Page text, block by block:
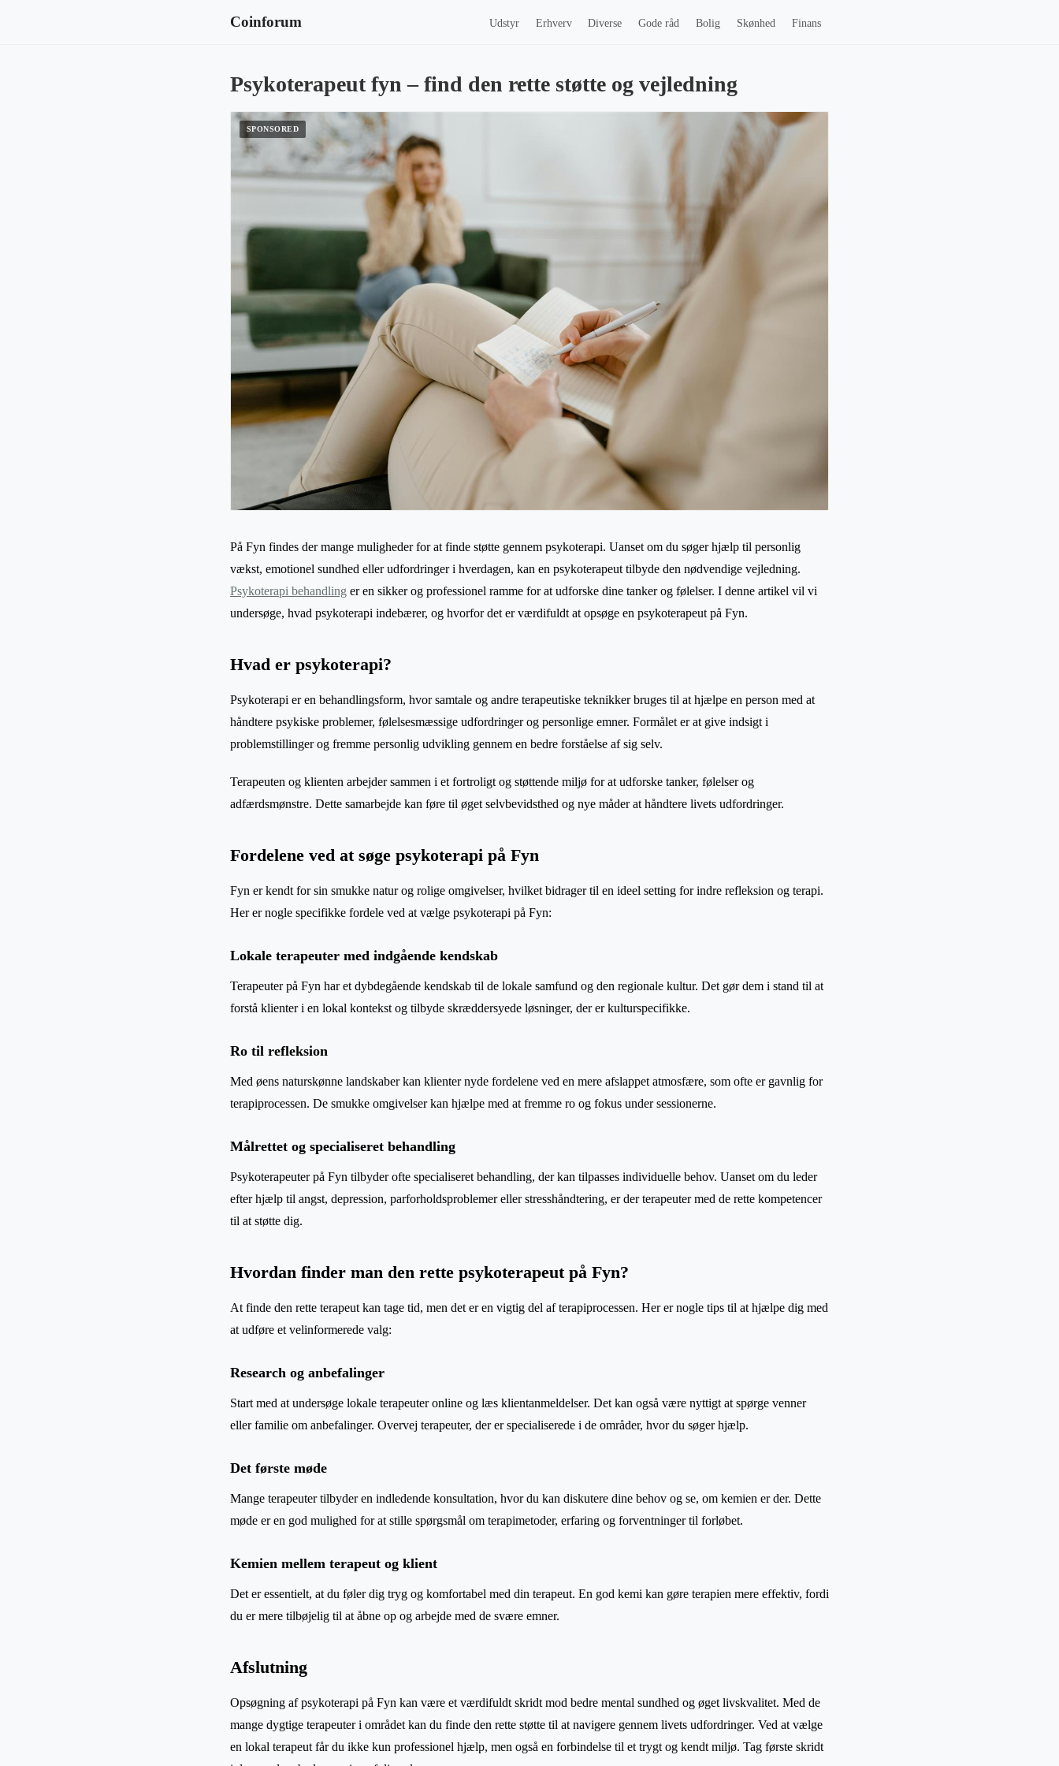
Coinforum Udstyr Erhverv Diverse Gode råd Bolig Skønhed Finans
Psykoterapeut fyn – find den rette støtte og vejledning
På Fyn findes der mange muligheder for at finde støtte gennem psykoterapi. Uanset om du søger hjælp til personlig
vækst, emotionel sundhed eller udfordringer i hverdagen, kan en psykoterapeut tilbyde den nødvendige vejledning.
Psykoterapi behandling er en sikker og professionel ramme for at udforske dine tanker og følelser. I denne artikel vil vi
undersøge, hvad psykoterapi indebærer, og hvorfor det er værdifuldt at opsøge en psykoterapeut på Fyn.
Hvad er psykoterapi?
Psykoterapi er en behandlingsform, hvor samtale og andre terapeutiske teknikker bruges til at hjælpe en person med at
håndtere psykiske problemer, følelsesmæssige udfordringer og personlige emner. Formålet er at give indsigt i
problemstillinger og fremme personlig udvikling gennem en bedre forståelse af sig selv.
Terapeuten og klienten arbejder sammen i et fortroligt og støttende miljø for at udforske tanker, følelser og
adfærdsmønstre. Dette samarbejde kan føre til øget selvbevidsthed og nye måder at håndtere livets udfordringer.
Fordelene ved at søge psykoterapi på Fyn
Fyn er kendt for sin smukke natur og rolige omgivelser, hvilket bidrager til en ideel setting for indre refleksion og terapi.
Her er nogle specifikke fordele ved at vælge psykoterapi på Fyn:
Lokale terapeuter med indgående kendskab
Terapeuter på Fyn har et dybdegående kendskab til de lokale samfund og den regionale kultur. Det gør dem i stand til at
forstå klienter i en lokal kontekst og tilbyde skræddersyede løsninger, der er kulturspecifikke.
Ro til refleksion
Med øens naturskønne landskaber kan klienter nyde fordelene ved en mere afslappet atmosfære, som ofte er gavnlig for
terapiprocessen. De smukke omgivelser kan hjælpe med at fremme ro og fokus under sessionerne.
Målrettet og specialiseret behandling
Psykoterapeuter på Fyn tilbyder ofte specialiseret behandling, der kan tilpasses individuelle behov. Uanset om du leder
efter hjælp til angst, depression, parforholdsproblemer eller stresshåndtering, er der terapeuter med de rette kompetencer
til at støtte dig.
Hvordan finder man den rette psykoterapeut på Fyn?
At finde den rette terapeut kan tage tid, men det er en vigtig del af terapiprocessen. Her er nogle tips til at hjælpe dig med
at udføre et velinformerede valg:
Research og anbefalinger
Start med at undersøge lokale terapeuter online og læs klientanmeldelser. Det kan også være nyttigt at spørge venner
eller familie om anbefalinger. Overvej terapeuter, der er specialiserede i de områder, hvor du søger hjælp.
Det første møde
Mange terapeuter tilbyder en indledende konsultation, hvor du kan diskutere dine behov og se, om kemien er der. Dette
møde er en god mulighed for at stille spørgsmål om terapimetoder, erfaring og forventninger til forløbet.
Kemien mellem terapeut og klient
Det er essentielt, at du føler dig tryg og komfortabel med din terapeut. En god kemi kan gøre terapien mere effektiv, fordi
du er mere tilbøjelig til at åbne op og arbejde med de svære emner.
Afslutning
Opsøgning af psykoterapi på Fyn kan være et værdifuldt skridt mod bedre mental sundhed og øget livskvalitet. Med de
mange dygtige terapeuter i området kan du finde den rette støtte til at navigere gennem livets udfordringer. Ved at vælge
en lokal terapeut får du ikke kun professionel hjælp, men også en forbindelse til et trygt og kendt miljø. Tag første skridt